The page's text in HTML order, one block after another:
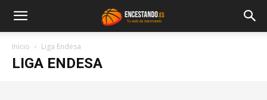
Inicio Liga Endesa
LIGA ENDESA